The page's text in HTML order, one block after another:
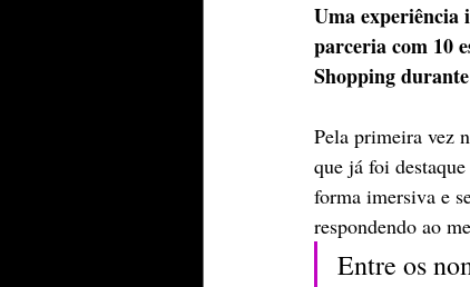
Uma experiência
parceria com 10
Shopping
Pela primeira vez
que já foi
forma imersiva e
respondendo ao
Entre os